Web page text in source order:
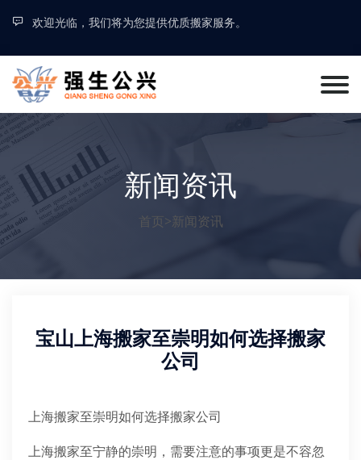
欢迎光临，我们将为您提供优质搬家服务。
新闻资讯
首页>新闻资讯
宝山上海搬家至崇明如何选择搬家
公司
上海搬家至崇明如何选择搬家公司
上海搬家至宁静的崇明，需要注意的事项更是不容忽